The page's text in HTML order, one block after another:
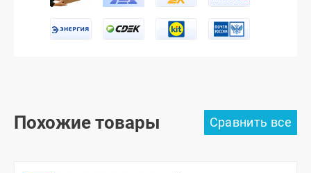
Похожие товары